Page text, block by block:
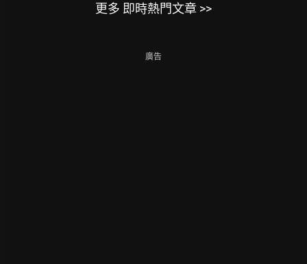
更多 即時熱門文章 >>
廣告